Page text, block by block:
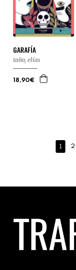
GARAFÍA
taño, elías
18,90€
1 2